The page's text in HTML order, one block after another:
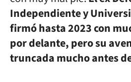
Independiente y
firmó hasta 2023 con
por delante, pero su
truncada mucho antes